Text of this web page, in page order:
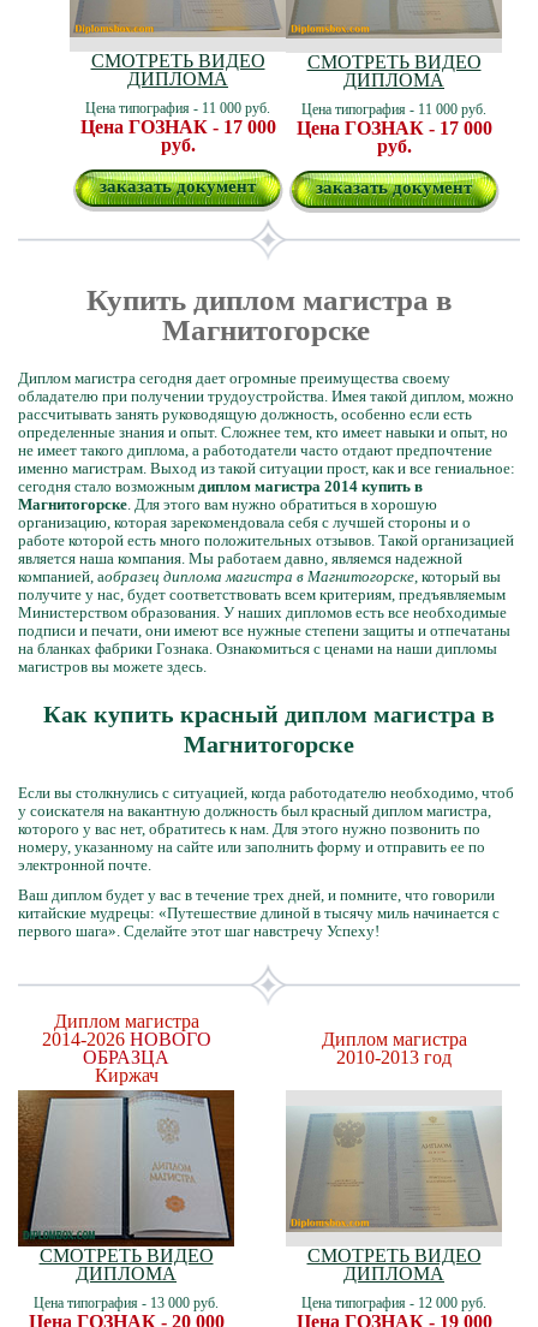
СМОТРЕТЬ ВИДЕО
ДИПЛОМА
Цена типография - 11 000 руб.
Цена ГОЗНАК - 17 000
руб.
заказать документ
СМОТРЕТЬ ВИДЕО
ДИПЛОМА
Цена типография - 11 000 руб.
Цена ГОЗНАК - 17 000
руб.
заказать документ
Купить диплом магистра в
Магнитогорске
Диплом магистра сегодня дает огромные преимущества своему
обладателю при получении трудоустройства. Имея такой диплом, можно
рассчитывать занять руководящую должность, особенно если есть
определенные знания и опыт. Сложнее тем, кто имеет навыки и опыт, но
не имеет такого диплома, а работодатели часто отдают предпочтение
именно магистрам. Выход из такой ситуации прост, как и все гениальное:
сегодня стало возможным диплом магистра 2014 купить в
Магнитогорске. Для этого вам нужно обратиться в хорошую
организацию, которая зарекомендовала себя с лучшей стороны и о
работе которой есть много положительных отзывов. Такой организацией
является наша компания. Мы работаем давно, являемся надежной
компанией, аобразец диплома магистра в Магнитогорске, который вы
получите у нас, будет соответствовать всем критериям, предъявляемым
Министерством образования. У наших дипломов есть все необходимые
подписи и печати, они имеют все нужные степени защиты и отпечатаны
на бланках фабрики Гознака. Ознакомиться с ценами на наши дипломы
магистров вы можете здесь.
Как купить красный диплом магистра в
Магнитогорске
Если вы столкнулись с ситуацией, когда работодателю необходимо, чтоб
у соискателя на вакантную должность был красный диплом магистра,
которого у вас нет, обратитесь к нам. Для этого нужно позвонить по
номеру, указанному на сайте или заполнить форму и отправить ее по
электронной почте.
Ваш диплом будет у вас в течение трех дней, и помните, что говорили
китайские мудрецы: «Путешествие длиной в тысячу миль начинается с
первого шага». Сделайте этот шаг навстречу Успеху!
Диплом магистра
2014-2026 НОВОГО
ОБРАЗЦА
Киржач
СМОТРЕТЬ ВИДЕО
ДИПЛОМА
Цена типография - 13 000 руб.
Цена ГОЗНАК - 20 000
Диплом магистра
2010-2013 год
СМОТРЕТЬ ВИДЕО
ДИПЛОМА
Цена типография - 12 000 руб.
Цена ГОЗНАК - 19 000